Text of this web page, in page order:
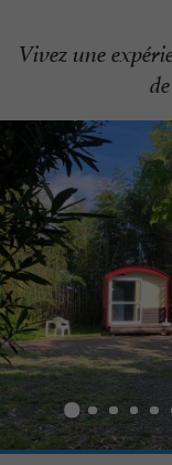
Vivez une